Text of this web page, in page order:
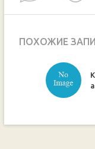
ПОХОЖИЕ